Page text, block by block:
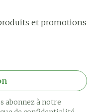
et promotions
abonnez à notre